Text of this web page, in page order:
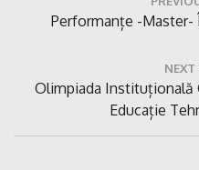
articolePrevious
Performanțe -
NEXT
Next
Olimpiada Instituțională
Educație